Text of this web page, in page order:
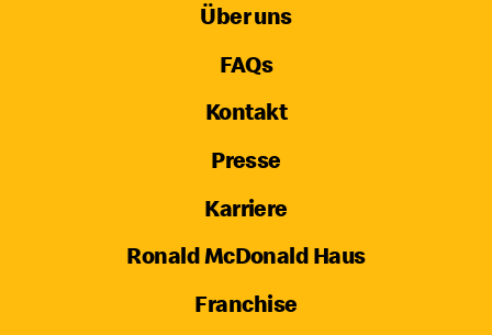
Über uns
FAQs
Kontakt
Presse
Karriere
Ronald McDonald Haus
Franchise